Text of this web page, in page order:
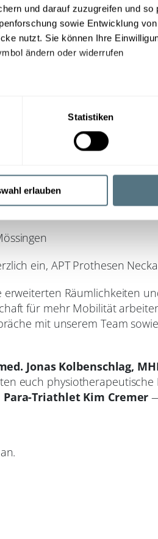
und darauf zuzugreifen und so
sowie Entwicklung
nutzt. Sie können Ihre
ändern oder widerrufen
Merkmalen (Fingerprinting)
werden, und legen Sie
Funktionen für soziale
geben wir Informationen zu
Analysen weiter. Unsere
bereitgestellt haben oder die
Statistiken
erlauben
Alb
ein, APT Prothesen
Räumlichkeiten
für mehr Mobilität
mit unserem Team
Jonas Kolbenschlag,
euch
Para-Triathlet Kim Cremer